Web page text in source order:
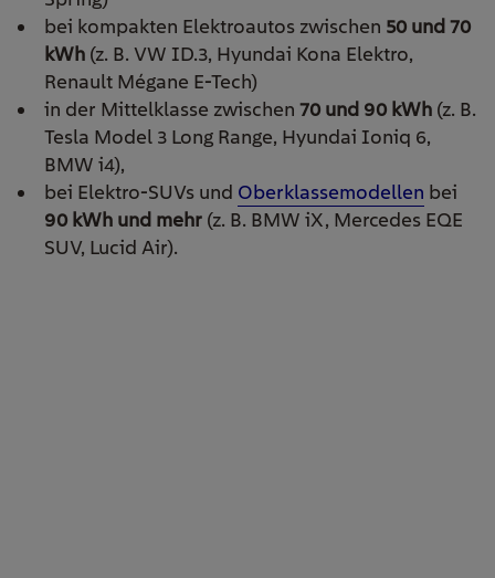
bei kompakten Elektroautos zwischen 50 und 70
kWh (z. B. VW ID.3, Hyundai Kona Elektro,
Renault Mégane E-Tech)
in der Mittelklasse zwischen 70 und 90 kWh (z. B.
Tesla Model 3 Long Range, Hyundai Ioniq 6,
BMW i4),
bei Elektro-SUVs und Oberklassemodellen bei
90 kWh und mehr (z. B. BMW iX, Mercedes EQE
SUV, Lucid Air).